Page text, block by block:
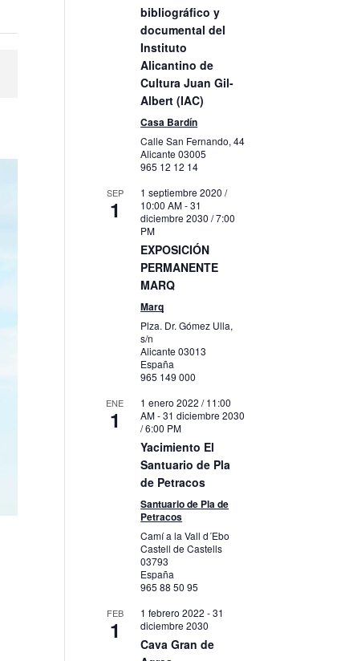
bibliográfico y
documental del
Instituto
Alicantino de
Cultura Juan Gil-
Albert (IAC)
Casa Bardín
Calle San Fernando, 44
Alicante03005
965 12 12 14
SEP
1
1 septiembre 2020 /
10:00 AM-31
diciembre 2030 / 7:00
PM
EXPOSICIÓN
PERMANENTE
MARQ
Marq
Plza. Dr. Gómez Ulla,
s/n
Alicante03013
España
965 149 000
ENE
1
1 enero 2022 / 11:00
AM-31 diciembre 2030
/ 6:00 PM
Yacimiento El
Santuario de Pla
de Petracos
Santuario de Pla de
Petracos
Camí a la Vall d´Ebo
Castell de Castells
03793
España
965 88 50 95
FEB
1
1 febrero 2022 -31
diciembre 2030
Cava Gran de